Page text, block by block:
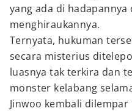
yang ada di
menghiraukannya.
Ternyata, hukuman
secara misterius
luasnya tak terkira dan
monster kelabang
Jinwoo kembali